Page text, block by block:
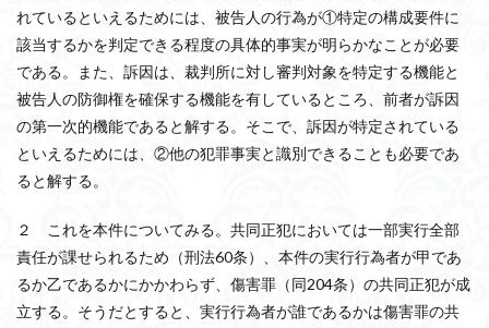
れているといえるためには、被告人の行為が①特定の構成要件に
該当するかを判定できる程度の具体的事実が明らかなことが必要
である。また、訴因は、裁判所に対し審判対象を特定する機能と
被告人の防御権を確保する機能を有しているところ、前者が訴因
の第一次的機能であると解する。そこで、訴因が特定されている
といえるためには、②他の犯罪事実と識別できることも必要であ
ると解する。
２ これを本件についてみる。共同正犯においては一部実行全部
責任が課せられるため（刑法60条）、本件の実行行為者が甲であ
るか乙であるかにかかわらず、傷害罪（同204条）の共同正犯が成
立する。そうだとすると、実行行為者が誰であるかは傷害罪の共